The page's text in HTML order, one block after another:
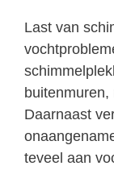
Last van
Daarnaast
teveel aan